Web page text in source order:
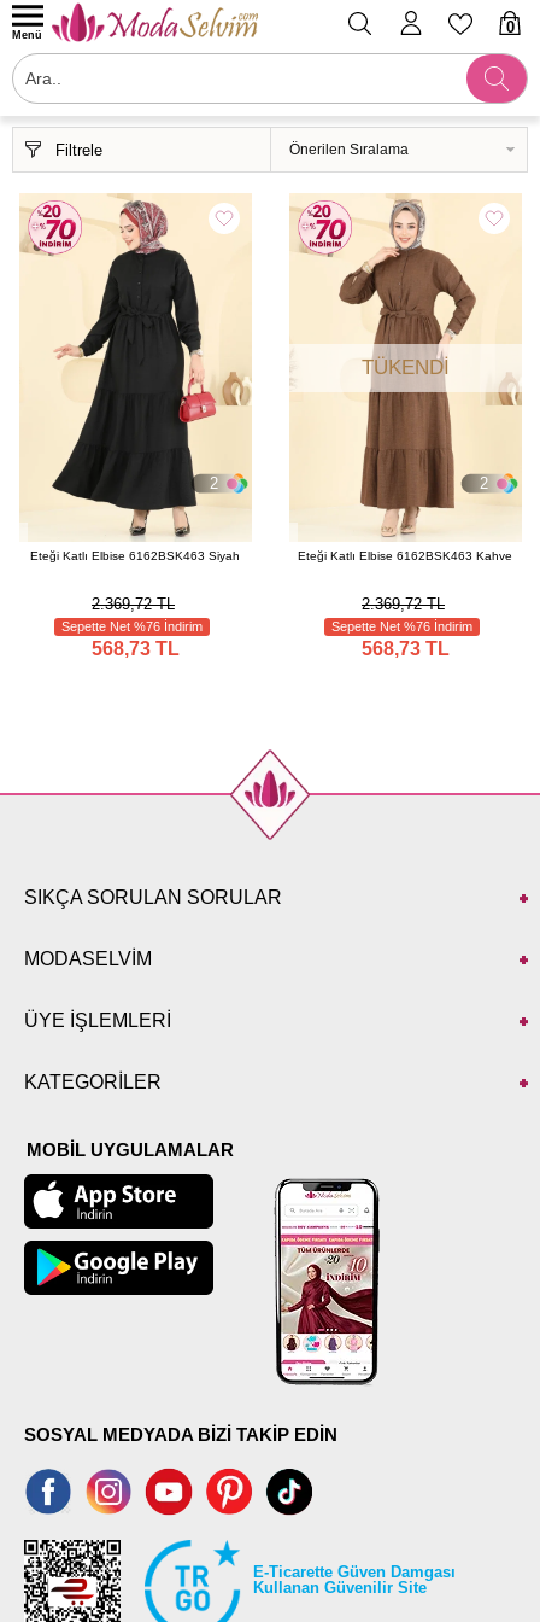
0
Menü
Filtrele
2
Eteği Katlı Elbise 6162BSK463 Siyah
2.369,72 TL
Sepette Net %76 İndirim
568,73 TL
2
TÜKENDI
Eteği Katlı Elbise 6162BSK463 Kahve
2.369,72 TL
Sepette Net %76 İndirim
568,73 TL
SIKÇA SORULAN SORULAR
MODASELVİM
ÜYE İŞLEMLERİ
KATEGORİLER
MOBİL UYGULAMALAR
SOSYAL MEDYADA BİZİ TAKİP EDİN
E-Ticarette Güven Damgası
Kullanan Güvenilir Site